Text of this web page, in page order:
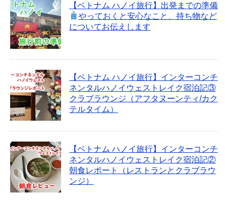
【ベトナム ハノイ旅行】出発までの準備
やっておくと安心なこと、持ち物など
についてお伝えします
【ベトナム ハノイ旅行】インターコンチ
ネンタルハノイウェストレイク宿泊記③
クラブラウンジ（アフタヌーンティ/カク
テルタイム）
【ベトナム ハノイ旅行】インターコンチ
ネンタルハノイウェストレイク宿泊記②
朝食レポート（レストランとクラブラウ
ンジ）